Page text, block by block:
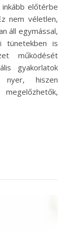
előtérbe
nem véletlen,
áll egymással,
tünetekben is
működését
gyakorlatok
hiszen